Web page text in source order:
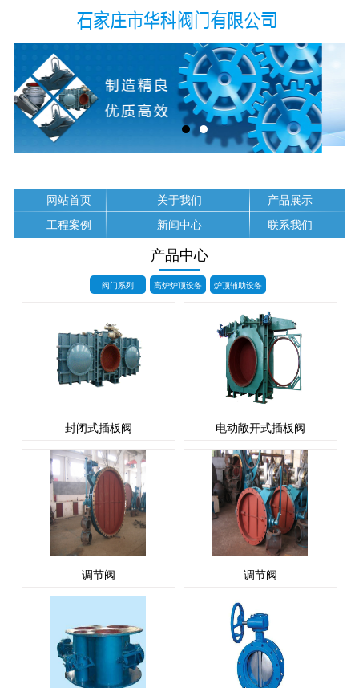
网站首页 关于我们 产品展示
工程案例 新闻中心 联系我们
产品中心
阀门系列 高炉炉顶设备 炉顶辅助设备
封闭式插板阀 电动敞开式插板阀
调节阀 调节阀